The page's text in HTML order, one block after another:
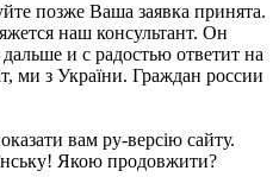
позже Ваша заявка принята.
наш консультант. Он
и с радостью ответит на
ми з України. Граждан россии
вам ру-версію сайту.
Якою продовжити?